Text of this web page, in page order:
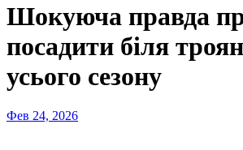
Шокуюча правда
посадити біля
усього сезону
Фев 24, 2026